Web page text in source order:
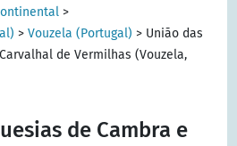
>
>Vouzela (Portugal) > União das
de Vermilhas (Vouzela,
de Cambra e